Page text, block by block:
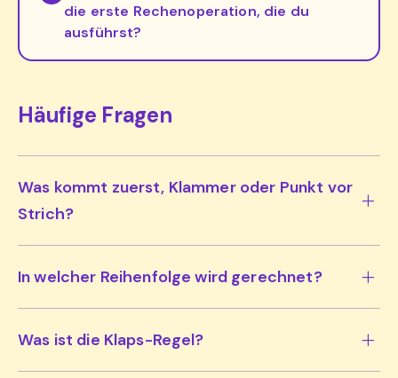
die erste Rechenoperation, die du
ausführst?
Häufige Fragen
Was kommt zuerst, Klammer oder Punkt vor
Strich?
In welcher Reihenfolge wird gerechnet?
Was ist die Klaps-Regel?